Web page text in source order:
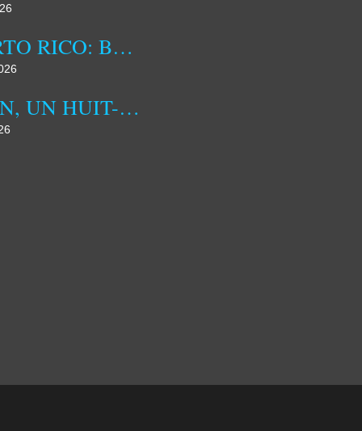
PUERTO RICO: BETWEEN US INFLUENCE AND IDENTITY ASSERTION
ALIEN, UN HUIT-CLOS SPATIAL INSPIRANT